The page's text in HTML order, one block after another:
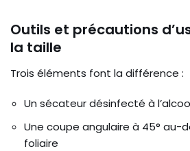
Outils et précautions
la taille
Trois éléments font la différence :
Un sécateur désinfecté à
Une coupe angulaire à 45° au-
foliaire